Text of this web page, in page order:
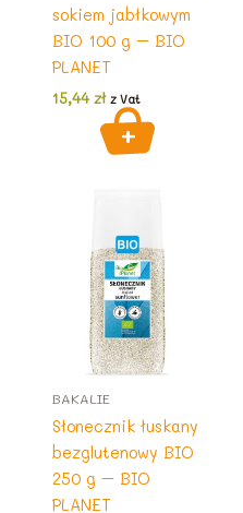
sokiem jabłkowym
BIO 100 g – BIO
PLANET
15,44 zł z Vat
BAKALIE
Słonecznik łuskany
bezglutenowy BIO
250 g – BIO
PLANET